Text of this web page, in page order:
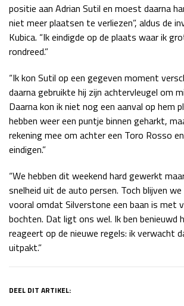
positie aan Adrian Sutil en moest daarna
niet meer plaatsen te verliezen”, aldus de
Kubica. “Ik eindigde op de plaats waar ik
rondreed.”
“Ik kon Sutil op een gegeven moment
daarna gebruikte hij zijn achtervleugel om
Daarna kon ik niet nog een aanval op hem
hebben weer een puntje binnen geharkt,
rekening mee om achter een Toro Rosso
eindigen.”
“We hebben dit weekend hard gewerkt
snelheid uit de auto persen. Toch blijven
vooral omdat Silverstone een baan is met
bochten. Dat ligt ons wel. Ik ben benieuwd
reageert op de nieuwe regels: ik verwacht
uitpakt.”
DEEL DIT ARTIKEL: